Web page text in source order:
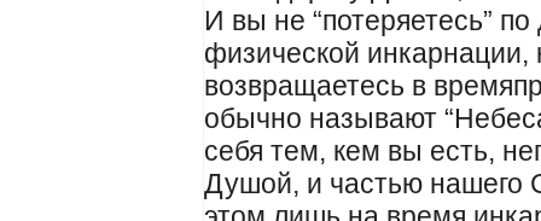
И вы не “потеряетесь”
физической
возвращаетесь в
обычно называют
себя тем, кем вы есть,
Душой, и частью нашего